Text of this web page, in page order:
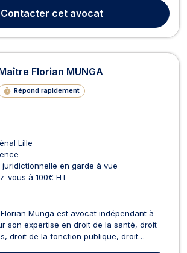
afin de les conseiller et de les
leurs projets ...
Contacter cet avocat
Florian MUNGA
Répond rapidement
Lille
juridictionnelle en garde à vue
vous à 100€ HT
Munga est avocat indépendant à
son expertise en droit de la santé, droit
droit de la fonction publique, droit